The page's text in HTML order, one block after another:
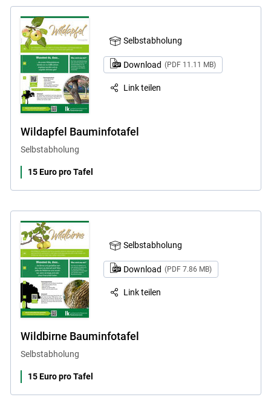
Selbstabholung
Download (PDF 11.11 MB)
Link teilen
Wildapfel Bauminfotafel
Selbstabholung
15 Euro pro Tafel
Selbstabholung
Download (PDF 7.86 MB)
Link teilen
Wildbirne Bauminfotafel
Selbstabholung
15 Euro pro Tafel